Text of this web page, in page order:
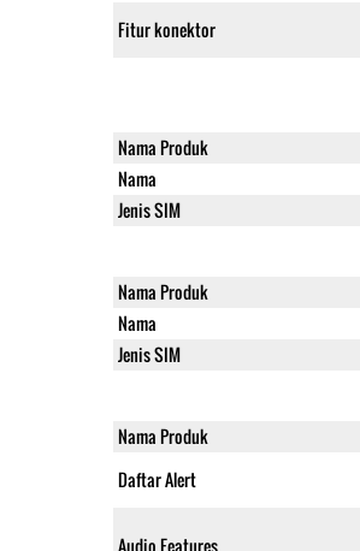
Fitur konektor
Nama Produk
Nama
Jenis SIM
Nama Produk
Nama
Jenis SIM
Nama Produk
Daftar Alert
Audio Features